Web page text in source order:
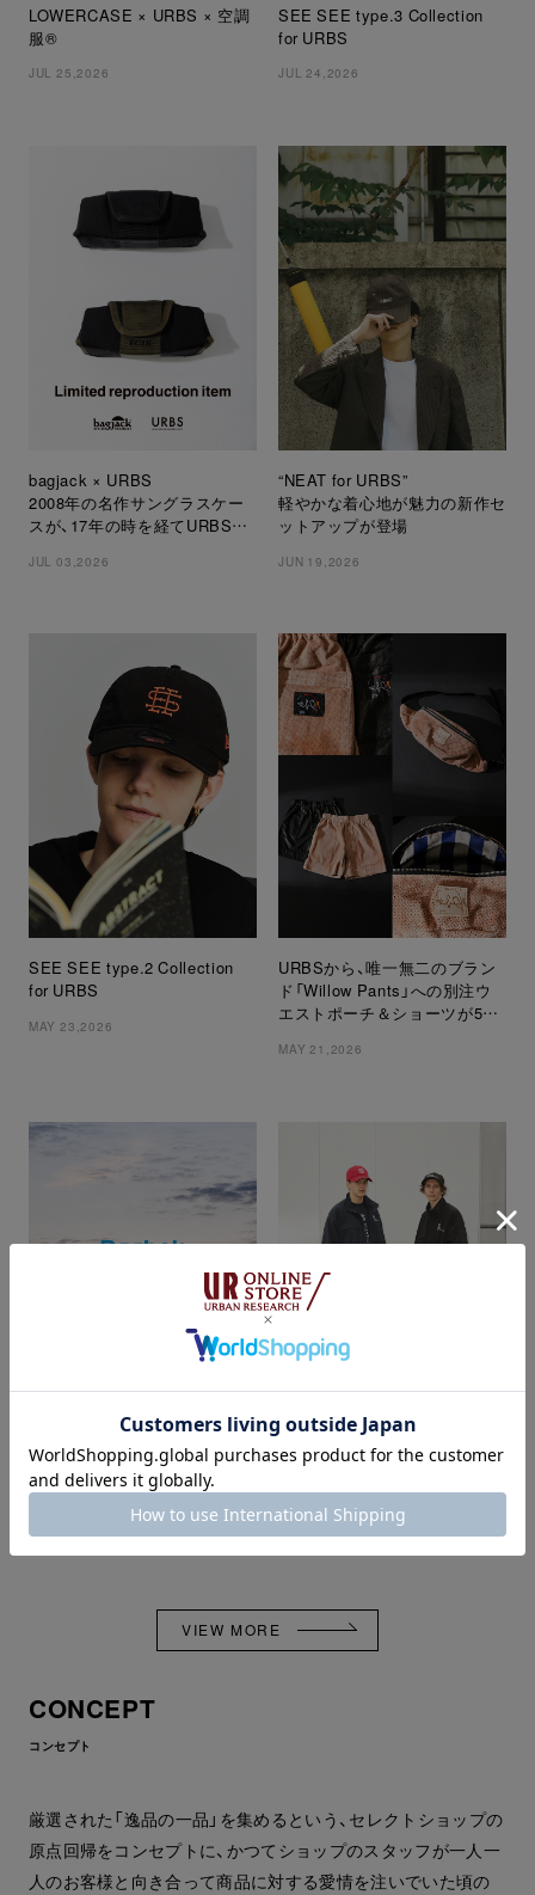
LOWERCASE × URBS × 空調
服®
JUL 25,2026
SEE SEE type.3 Collection
for URBS
JUL 24,2026
bagjack × URBS
2008年の名作サングラスケー
スが、17年の時を経てURBS限
JUL 03,2026
“NEAT for URBS”
軽やかな着心地が魅力の新作セ
ットアップが登場
JUN 19,2026
SEE SEE type.2 Collection
for URBS
MAY 23,2026
URBSから、唯一無二のブラン
ド「Willow Pants」への別注ウ
エストポーチ＆ショーツが5月
MAY 21,2026
“SEE SEE × eye_C 「see_C」
カプセルコレクション” ～
Reebok × URBAN
RESEARCH～
APR 21,2026
“SEE.SEE.SFC.COLLECTION”
APR 10,2026
VIEW MORE
CONCEPT
コンセプト
厳選された「逸品の一品」を集めるという、セレクトショップの
原点回帰をコンセプトに、かつてショップのスタッフが一人一
人のお客様と向き合って商品に対する愛情を注いでいた頃の